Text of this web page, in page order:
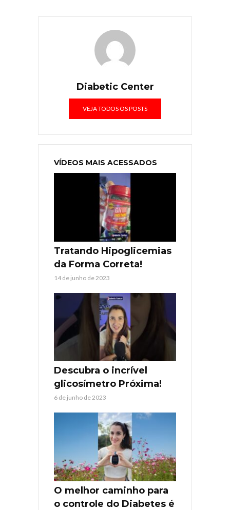
Diabetic Center
VEJA TODOS OS POSTS
VÍDEOS MAIS ACESSADOS
Tratando Hipoglicemias
da Forma Correta!
14 de junho de 2023
Descubra o incrível
glicosímetro Próxima!
6 de junho de 2023
O melhor caminho para
o controle do Diabetes é